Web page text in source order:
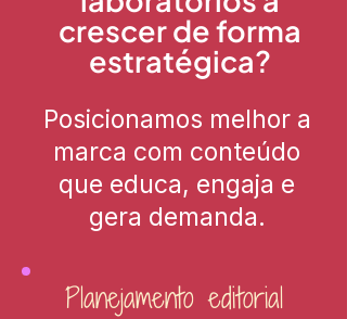
crescer de forma
estratégica?
Posicionamos melhor a
marca com conteúdo
que educa, engaja e
gera demanda.
Planejamento editorial